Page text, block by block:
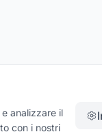
analizzare il
con i nostri